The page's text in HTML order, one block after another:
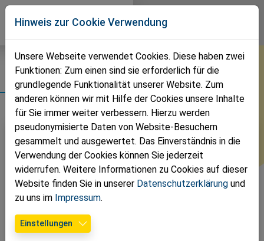
Direkt zur Hauptnavigation springen
Direkt zum Inhalt springen
Termine
Hinweis zur Cookie Verwendung
Unsere Webseite verwendet Cookies. Diese haben zwei
Funktionen: Zum einen sind sie erforderlich für die
grundlegende Funktionalität unserer Website. Zum
anderen können wir mit Hilfe der Cookies unsere Inhalte
für Sie immer weiter verbessern. Hierzu werden
pseudonymisierte Daten von Website-Besuchern
gesammelt und ausgewertet. Das Einverständnis in die
Verwendung der Cookies können Sie jederzeit
widerrufen. Weitere Informationen zu Cookies auf dieser
Website finden Sie in unserer Datenschutzerklärung und
zu uns im Impressum.
Einstellungen